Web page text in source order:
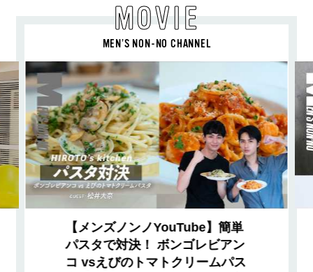
MOVIE
MEN’S NON-NO CHANNEL
【メンズノンノYouTube】簡単
パスタで対決！ ボンゴレビアン
コ vsえびのトマトクリームパス